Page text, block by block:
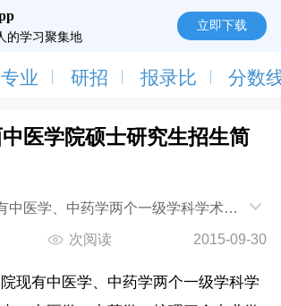
的学习聚集地
立即下载
业 研招 报录比 分数
医学院硕士研究生招生简
中医学、中药学两个一级学科学术学
医学、中药学、护理三个专业学位授
士导师260个，专业学位
次阅读 2015-09-30
有中医学、中药学两个一级学科学